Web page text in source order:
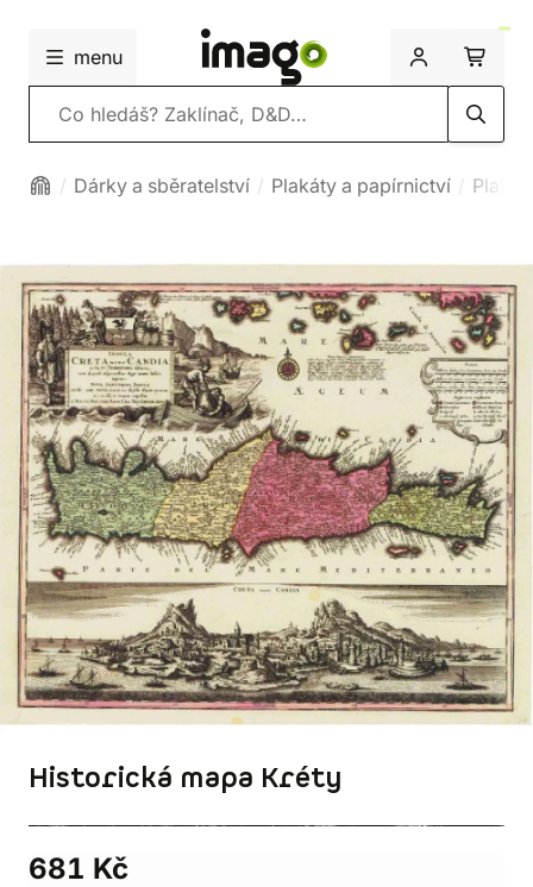
menu
Vyhledávání
Dárky a sběratelství Plakáty a papírnictví
Historická mapa Kréty
681 Kč